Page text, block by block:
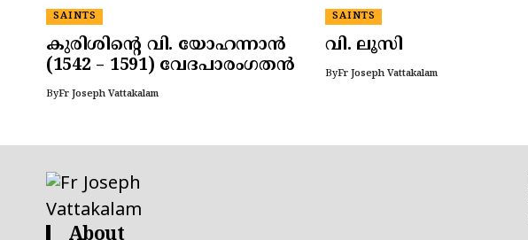
SAINTS
കുരിശിന്റെ വി. യോഹന്നാൻ
(1542 – 1591) വേദപാരംഗതൻ
ByFr Joseph Vattakalam
SAINTS
വി. ലൂസി
ByFr Joseph Vattakalam
About